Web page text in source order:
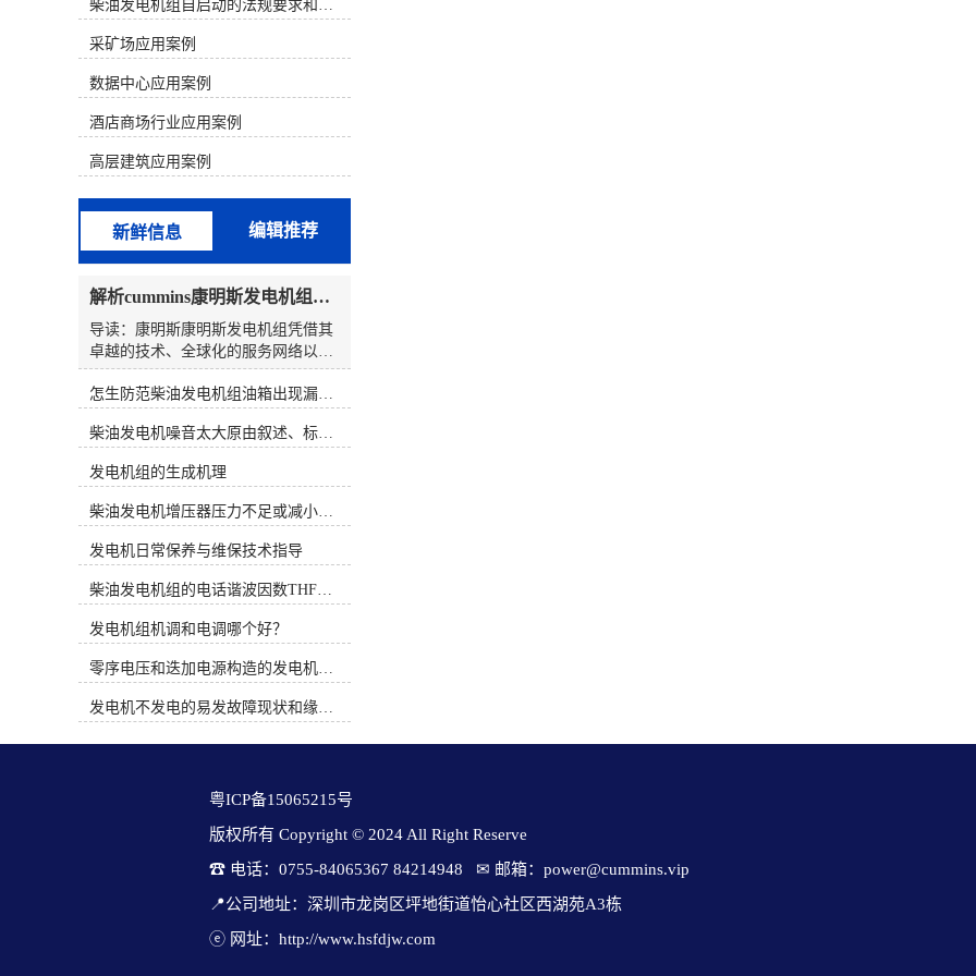
寻找故障部位。 一、康明斯电喷机型
的组成和原理1、康明斯电喷柴油机
机组为例，配置的是康明斯QSK19电
喷柴油机。QSK19系列发动机电控燃
油喷射系统由三个基本组成部分构
成，分别为输入(开关和传感器)、
ECM(对输入信号进行分析)、执行器
(按照ECM输出信号动作的控制阀总
成)。QSK19系列电控燃油喷射系统的
核心部分是执行器一控制阀总成。泵
产生的燃油输送至控制阀总成，该总
成由一个切断电磁阀、两个燃油执行
器阀和两个燃油压力传感器组成。
ECM安装在总成壳体的前部。控制阀
总成有一个燃油进口和两个燃油出
口，每个燃油出口分别由各自的执行
器控制着。燃油油道执行器控制喷油
喷油器何时喷油。2、康明斯柴油电
系统就象PT燃油系统那样采用压力/
时间概念。PT系统完全是机械式的并
依靠机械方法调整燃油流通面积来控
制燃油压力，而QSK19系列燃油系统
通过电子方式调整执行器的燃油流通
面积来控制燃油压力。3、康明斯电
从发动机的油水分离器中排出水和沉
芯。（2）注意油箱及管路的清洁。
（3）注意油箱通风孔及其附近的清
洁，避免污物、灰尘和水由此进入油
箱。（4）绝对不要用水清洗发动
“负”极电缆并断开发动机的31及21针
连接器。（6）注意发动机进气系统
图1 电控柴油机燃油系统原理二、柴
油电控系统故障诊断思路柴油电控系
统是一个精密而复杂的系统，对发动
机的运转性能有很大的影响，不论是
柴油发电机组自启动的法规要求和操作步骤
采矿场应用案例
数据中心应用案例
酒店商场行业应用案例
高层建筑应用案例
新鲜信息 编辑推荐
解析cummins康明斯发电机组的长处与特点
导读：康明斯康明斯发电机组凭借其
卓越的技术、全球化的服务网络以及
强大的本土化战略，在备载电源领域
建立了显着的长处。其产品特性具有
面向未来的前瞻性技术，并利用本土
化生产的优点，选定国产化合资发电
机组，在保证质量的同时减轻成本并
缩短交期。因此，（1）整制度造：
PT燃油机构、Holset废气涡轮增压、
空空中冷技术，保证高效燃烧和快速
响应。其具体部件（发动机、发电
机、控制系统、切换开关）均由
智能发展：满足中、美、欧等国家的
严苛排放标准；布局微电网混动技
术，可融合储能机构。 cummins康明
斯发电机组在应对特殊、严苛的工业
场景时，依仗其强大的产品线、专业
的适应性和全球化的服务体系，形成
下几个关键领域： 船用发电机组必
须在高湿、高盐、连续振动的环境中
稳定工作。cummins机组专为海洋环
与认证：机组经过耐腐蚀清除，并可
按“钢质海船入级建造规范”等标准生
术：领先的船用变速康明斯发电机
怎生防范柴油发电机组油箱出现漏油情况？
柴油发电机噪音太大原由叙述、标准依据及施工办法
发电机组的生成机理
柴油发电机增压器压力不足或减小的原因
发电机日常保养与维保技术指导
柴油发电机组的电话谐波因数THF和干扰影响系数TIF
发电机组机调和电调哪个好？
零序电压和迭加电源构造的发电机单相接地保护
发电机不发电的易发故障现状和缘由简述
粤ICP备15065215号
版权所有 Copyright © 2024 All Right Reserve
☎ 电话：0755-84065367 84214948   ✉ 邮箱：power@cummins.vip
📍公司地址：深圳市龙岗区坪地街道怡心社区西湖苑A3栋
ⓔ 网址：http://www.hsfdjw.com